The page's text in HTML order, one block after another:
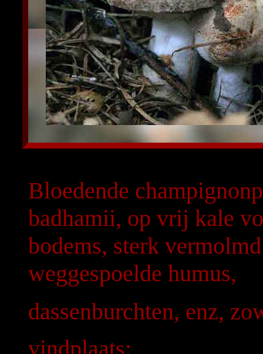
Bloedende
badhamii, op vrij kale
bodems, sterk
weggespoelde humus,
dassenburchten, enz,
vindplaats: